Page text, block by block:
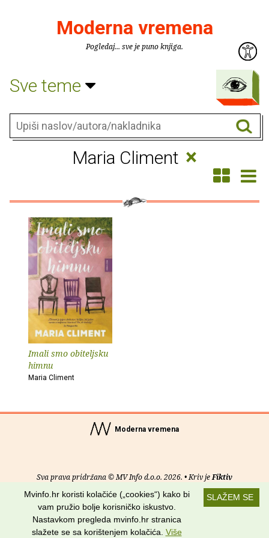
Moderna vremena
Pogledaj... sve je puno knjiga.
Sve teme
Maria Climent ×
Imali smo obiteljsku
himnu
Maria Climent
Moderna vremena
Sva prava pridržana © MV Info d.o.o. 2026. • Kriv jeFiktiv
Uvjeti korištenja RSS kanali
Potraži nas na:
SLAŽEM SE
Mvinfo.hr koristi kolačiće („cookies“) kako bi
vam pružio bolje korisničko iskustvo.
Nastavkom pregleda mvinfo.hr stranica
slažete se sa korištenjem kolačića. Više